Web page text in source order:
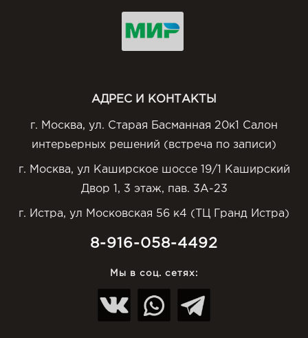
АДРЕС И КОНТАКТЫ
г. Москва, ул. Старая Басманная 20к1 Салон
интерьерных решений (встреча по записи)
г. Москва, ул Каширское шоссе 19/1 Каширский
Двор 1, 3 этаж, пав. 3А-23
г. Истра, ул Московская 56 к4 (ТЦ Гранд Истра)
8-916-058-4492
Мы в соц. сетях: